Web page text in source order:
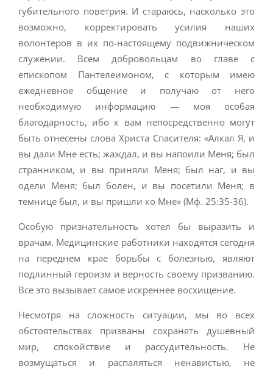
губительного поветрия. И стараюсь, насколько это
возможно, корректировать усилия наших
волонтеров в их по-настоящему подвижническом
служении. Всем добровольцам во главе с
епископом Пантелеимоном, с которым имею
ежедневное общение и получаю от него
необходимую информацию — моя особая
благодарность, ибо к вам непосредственно могут
быть отнесены слова Христа Спасителя: «Алкал Я, и
вы дали Мне есть; жаждал, и вы напоили Меня; был
странником, и вы приняли Меня; был наг, и вы
одели Меня; был болен, и вы посетили Меня; в
темнице был, и вы пришли ко Мне» (Мф. 25:35-36).
Особую признательность хотел бы выразить и
врачам. Медицинские работники находятся сегодня
на переднем крае борьбы с болезнью, являют
подлинный героизм и верность своему призванию.
Все это вызывает самое искреннее восхищение.
Несмотря на сложность ситуации, мы во всех
обстоятельствах призваны сохранять душевный
мир, спокойствие и рассудительность. Не
возмущаться и распаляться ненавистью, не